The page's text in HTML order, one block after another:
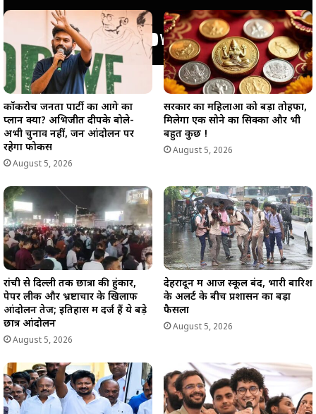
कॉकरोच जनता पार्टी का आगे का
प्लान क्या? अभिजीत दीपके बोले-
अभी चुनाव नहीं, जन आंदोलन पर
रहेगा फोकस
August 5, 2026
सरकार का महिलाओं को बड़ा तोहफा,
मिलेगा एक सोने का सिक्का और भी
बहुत कुछ !
August 5, 2026
रांची से दिल्ली तक छात्रों की हुंकार,
पेपर लीक और भ्रष्टाचार के खिलाफ
आंदोलन तेज; इतिहास में दर्ज हैं ये बड़े
छात्र आंदोलन
August 5, 2026
देहरादून में आज स्कूल बंद, भारी बारिश
के अलर्ट के बीच प्रशासन का बड़ा
फैसला
August 5, 2026